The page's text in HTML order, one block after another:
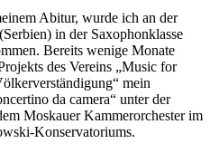
Abitur, wurde ich an der
in der Saxophonklasse
Bereits wenige Monate
des Vereins „Music for
mein
da camera“ unter der
Moskauer Kammerorchester im
Konservatoriums.